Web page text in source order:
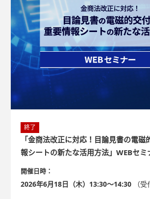
終了
「金商法改正に対応！目論見書の電磁
報シートの新たな活用方法」WEBセミ
開催日時：
2026年6月18日（木）13:30～14:30 （